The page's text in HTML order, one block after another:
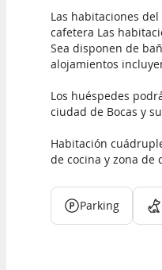
Las habitaciones
cafetera Las
Sea disponen de
alojamientos
Los huéspedes
ciudad de Bocas y
Habitación
de cocina y zona de
Parking